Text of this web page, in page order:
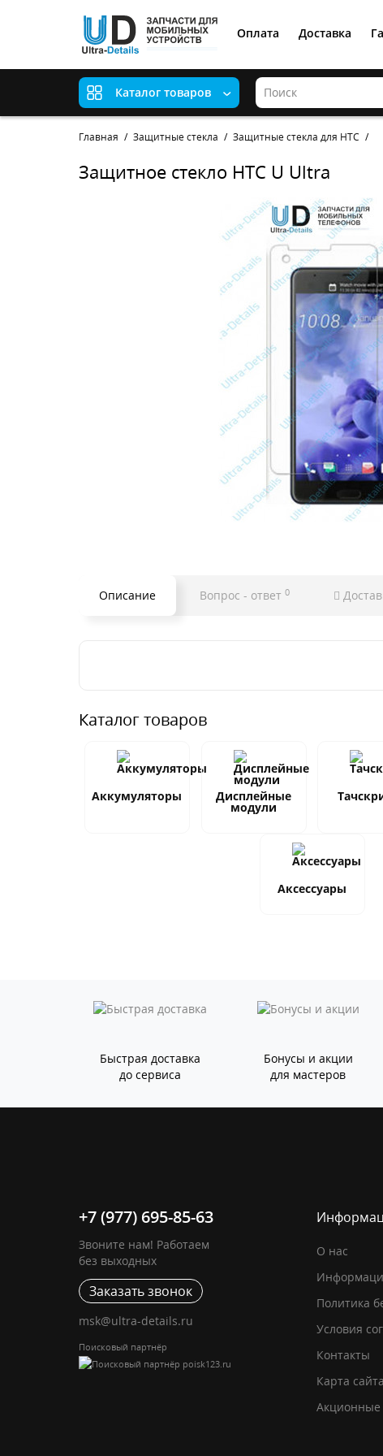
Оплата Доставка
Каталог товаров
Главная Защитные стекла Защитные стекла для HTC
Защитное стекло HTC U Ultra
Описание Вопрос - ответ 0
Каталог товаров
Аккумуляторы Дисплейные
модули
Аксессуары
Быстрая доставка
до сервиса
Бонусы и акции
для мастеров
+7 (977) 695-85-63
Звоните нам! Работаем
без выходных
Заказать звонок
msk@ultra-details.ru
Поисковый партнёр
О нас
Политика
Условия
Контакты
Карта сайта
Акционные